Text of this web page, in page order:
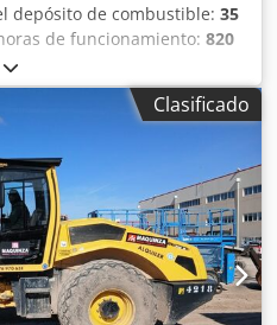
depósito de combustible: 35
de funcionamiento: 820
(lxanxal): 253 x 127
del monte (Toledo) El
tareas de compactación
de carreteras.
sencillos y
presenta en estado operativo,
el primer día. Perfecto para
de segunda mano.
1.200 mm Crodpey Iz
700 mm Capacidad de
Clasificado